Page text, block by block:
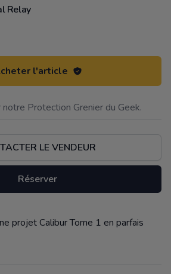
Relay
l'article
notre Protection Grenier du Geek.
LE VENDEUR
Réserver
projet Calibur Tome 1 en parfais